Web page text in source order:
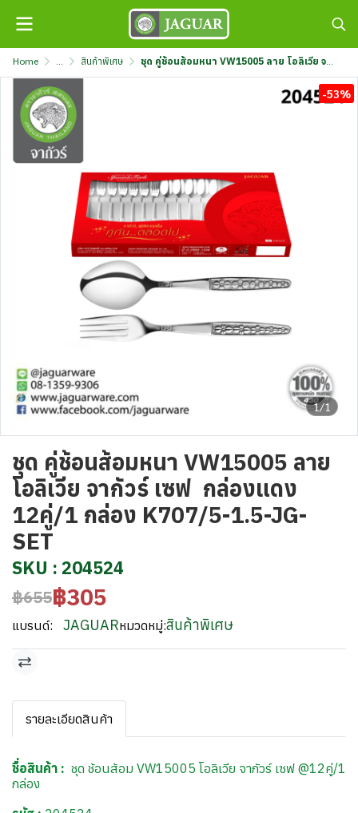
Home ... สินค้าพิเศษ ชุด คู่ช้อนส้อมหนา VW15005 ลาย โอลิเวีย จากัวร์ เซฟ กล่องแดง 12คู่/1 กล่อง K707/5-1.5-JG-SET
1/1
-53%
ชุด คู่ช้อนส้อมหนา VW15005 ลาย
โอลิเวีย จากัวร์ เซฟ กล่องแดง
12คู่/1 กล่อง K707/5-1.5-JG-
SET
SKU : 204524
฿655฿305
แบรนด์: JAGUARหมวดหมู่:สินค้าพิเศษ
รายละเอียดสินค้า
ชื่อสินค้า : ชุด ช้อนส้อม VW15005 โอลิเวีย จากัวร์ เซฟ @12คู่/1
กล่อง